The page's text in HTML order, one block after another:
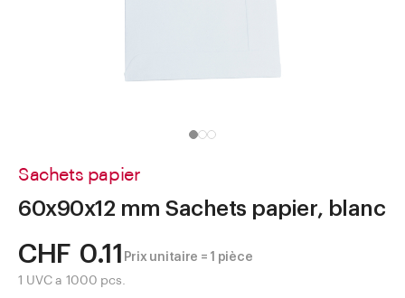
Sachets papier
60x90x12 mm Sachets papier, blanc
CHF 0.11
Prix unitaire = 1 pièce
1 UVC a 1000 pcs.